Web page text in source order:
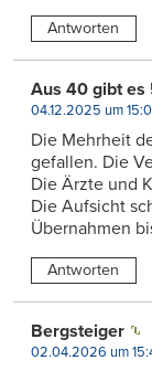
Antworten
Aus 40 gibt es
04.12.2025 um
Die Mehrheit
gefallen. Die
Die Ärzte und
Die Aufsicht
Übernahmen
Antworten
Bergsteiger
02.04.2026 um